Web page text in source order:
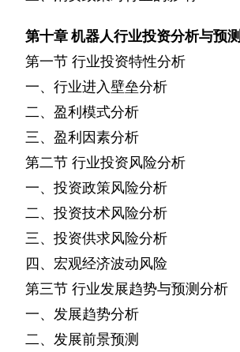
第十章机器人行业投资分析与预测
第一节 行业投资特性分析
一、行业进入壁垒分析
二、盈利模式分析
三、盈利因素分析
第二节 行业投资风险分析
一、投资政策风险分析
二、投资技术风险分析
三、投资供求风险分析
四、宏观经济波动风险
第三节 行业发展趋势与预测分析
一、发展趋势分析
二、发展前景预测